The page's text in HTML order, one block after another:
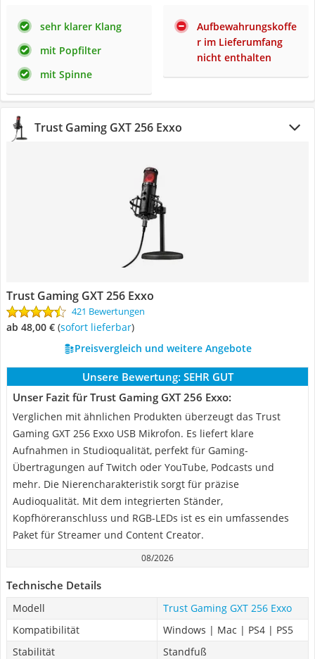
sehr klarer Klang
mit Popfilter
mit Spinne
Aufbewahrungskoffe
r im Lieferumfang
nicht enthalten
Trust Gaming GXT 256 Exxo
Trust Gaming GXT 256 Exxo
421 Bewertungen
ab 48,00 € ( Sofort lieferbar)
Preisvergleich und weitere Angebote
Unsere Bewertung: SEHR GUT
Unser Fazit für Trust Gaming GXT 256 Exxo:
Verglichen mit ähnlichen Produkten überzeugt das Trust
Gaming GXT 256 Exxo USB Mikrofon. Es liefert klare
Aufnahmen in Studioqualität, perfekt für Gaming-
Übertragungen auf Twitch oder YouTube, Podcasts und
mehr. Die Nierencharakteristik sorgt für präzise
Audioqualität. Mit dem integrierten Ständer,
Kopfhöreranschluss und RGB-LEDs ist es ein umfassendes
Paket für Streamer und Content Creator.
08/2026
Technische Details
Modell
Trust Gaming GXT 256 Exxo
Kompatibilität
Windows | Mac | PS4 | PS5
Stabilität
Standfuß